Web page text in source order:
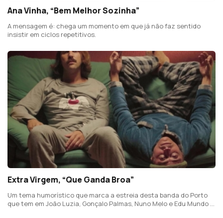
Ana Vinha, “Bem Melhor Sozinha”
A mensagem é: chega um momento em que já não faz sentido
insistir em ciclos repetitivos.
Extra Virgem, “Que Ganda Broa”
Um tema humorístico que marca a estreia desta banda do Porto
que tem em João Luzia, Gonçalo Palmas, Nuno Melo e Edu Mundo o